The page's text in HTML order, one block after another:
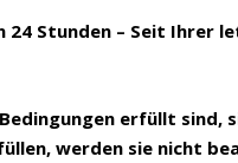
24 Stunden – Seit Ihrer
erfüllt sind,
werden sie nicht